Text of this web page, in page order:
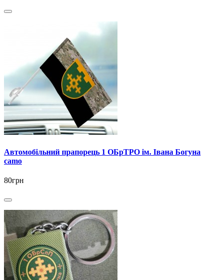
Автомобільний прапорець 1 ОБрТРО ім. Івана Богуна
camo
80грн